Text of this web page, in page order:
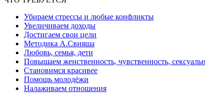
Убираем стрессы и любые конфликты
Увеличиваем доходы
Достигаем свои цели
Методика А.Свияша
Любовь, семья, дети
Повышаем женственность, чувственность,
Становимся красивее
Помощь молодёжи
Налаживаем отношения